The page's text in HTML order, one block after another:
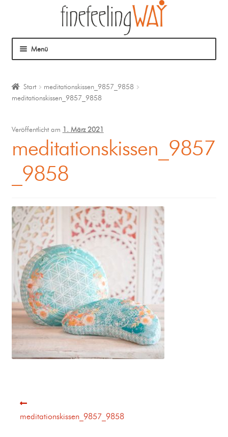
Menü
Mein Angebot
Coaching
Klangmassage
Start
meditationskissen_9857_9858
meditationskissen_9857_9858
Veröffentlicht am 1. März 2021
meditationskissen_9857
_9858
meditationskissen_9857_9858